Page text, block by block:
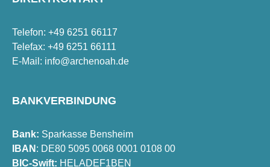
Telefon: +49 6251 66117
Telefax: +49 6251 66111
E-Mail: info@archenoah.de
BANKVERBINDUNG
Bank: Sparkasse Bensheim
IBAN : DE80 5095 0068 0001 0108 00
BIC-Swift: HELADEF1BEN